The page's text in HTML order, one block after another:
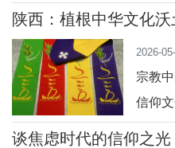
命的精准概括，更是对梵蒂
式：信仰并非避世的遁甲，
量，本质上是爱德的力量，
陕西：植根中华文化沃
2026-
宗教
信仰
教区
谈焦虑时代的信仰之光